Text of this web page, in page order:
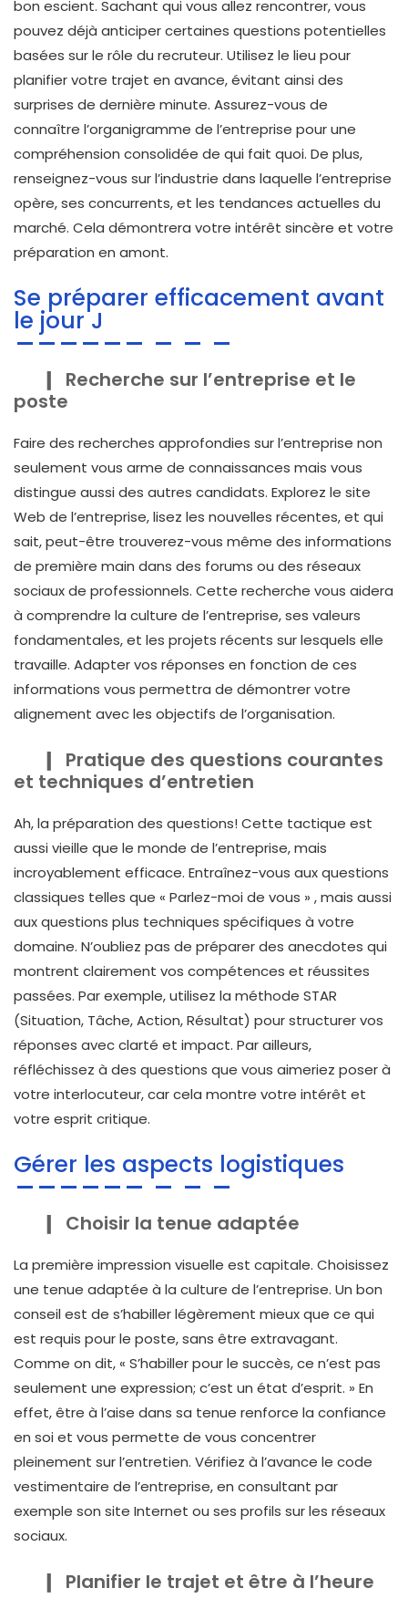
bon escient. Sachant qui vous allez rencontrer, vous
pouvez déjà anticiper certaines questions potentielles
basées sur le rôle du recruteur. Utilisez le lieu pour
planifier votre trajet en avance, évitant ainsi des
surprises de dernière minute. Assurez-vous de
connaître l’organigramme de l’entreprise pour une
compréhension consolidée de qui fait quoi. De plus,
renseignez-vous sur l’industrie dans laquelle l’entreprise
opère, ses concurrents, et les tendances actuelles du
marché. Cela démontrera votre intérêt sincère et votre
préparation en amont.
Se préparer efficacement avant
le jour J
Recherche sur l’entreprise et le
poste
Faire des recherches approfondies sur l’entreprise non
seulement vous arme de connaissances mais vous
distingue aussi des autres candidats. Explorez le site
Web de l’entreprise, lisez les nouvelles récentes, et qui
sait, peut-être trouverez-vous même des informations
de première main dans des forums ou des réseaux
sociaux de professionnels. Cette recherche vous aidera
à comprendre la culture de l’entreprise, ses valeurs
fondamentales, et les projets récents sur lesquels elle
travaille. Adapter vos réponses en fonction de ces
informations vous permettra de démontrer votre
alignement avec les objectifs de l’organisation.
Pratique des questions courantes
et techniques d’entretien
Ah, la préparation des questions! Cette tactique est
aussi vieille que le monde de l’entreprise, mais
incroyablement efficace. Entraînez-vous aux questions
classiques telles que « Parlez-moi de vous » , mais aussi
aux questions plus techniques spécifiques à votre
domaine. N’oubliez pas de préparer des anecdotes qui
montrent clairement vos compétences et réussites
passées. Par exemple, utilisez la méthode STAR
(Situation, Tâche, Action, Résultat) pour structurer vos
réponses avec clarté et impact. Par ailleurs,
réfléchissez à des questions que vous aimeriez poser à
votre interlocuteur, car cela montre votre intérêt et
votre esprit critique.
Gérer les aspects logistiques
Choisir la tenue adaptée
La première impression visuelle est capitale. Choisissez
une tenue adaptée à la culture de l’entreprise. Un bon
conseil est de s’habiller légèrement mieux que ce qui
est requis pour le poste, sans être extravagant.
Comme on dit, « S’habiller pour le succès, ce n’est pas
seulement une expression; c’est un état d’esprit. » En
effet, être à l’aise dans sa tenue renforce la confiance
en soi et vous permette de vous concentrer
pleinement sur l’entretien. Vérifiez à l’avance le code
vestimentaire de l’entreprise, en consultant par
exemple son site Internet ou ses profils sur les réseaux
sociaux.
Planifier le trajet et être à l’heure